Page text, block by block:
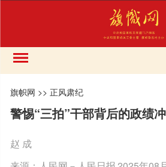
旗帜网 >>正风肃纪
警惕“三拍”干部背后的政绩
赵 成